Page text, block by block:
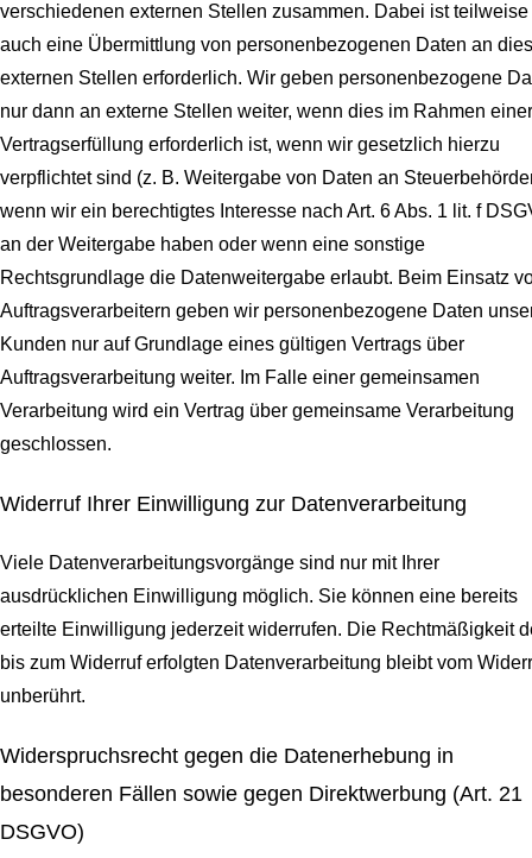
verschiedenen externen Stellen zusammen. Dabei ist teilweise
auch eine Übermittlung von personenbezogenen Daten an
externen Stellen erforderlich. Wir geben personenbezogene
nur dann an externe Stellen weiter, wenn dies im Rahmen einer
Vertragserfüllung erforderlich ist, wenn wir gesetzlich hierzu
verpflichtet sind (z. B. Weitergabe von Daten an
wenn wir ein berechtigtes Interesse nach Art. 6 Abs. 1 lit. f
an der Weitergabe haben oder wenn eine sonstige
Rechtsgrundlage die Datenweitergabe erlaubt. Beim Einsatz
Auftragsverarbeitern geben wir personenbezogene Daten
Kunden nur auf Grundlage eines gültigen Vertrags über
Auftragsverarbeitung weiter. Im Falle einer gemeinsamen
Verarbeitung wird ein Vertrag über gemeinsame Verarbeitung
geschlossen.
Widerruf Ihrer Einwilligung zur Datenverarbeitung
Viele Datenverarbeitungsvorgänge sind nur mit Ihrer
ausdrücklichen Einwilligung möglich. Sie können eine bereits
erteilte Einwilligung jederzeit widerrufen. Die Rechtmäßigkeit
bis zum Widerruf erfolgten Datenverarbeitung bleibt vom
unberührt.
Widerspruchsrecht gegen die Datenerhebung in
besonderen Fällen sowie gegen Direktwerbung (Art. 21
DSGVO)